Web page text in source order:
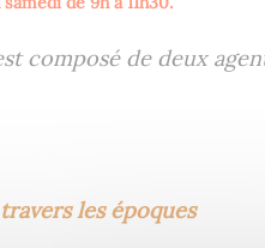
composé de deux
les époques